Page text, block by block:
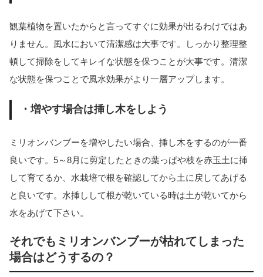
観葉植物を置いたからと言ってすぐに効果が出るわけではあ
りません。風水において清潔感は大事です。しっかり整理整
頓して掃除をしてキレイな状態を保つことが大事です。清潔
な状態を保つことで風水効果がより一層アップします。
・増やす場合は挿し木をしよう
ミリオンバンブーを増やしたい場合、挿し木をするのが一番
良いです。5～8月に剪定したときの葉っぱや枝を赤玉土に挿
して育てるか、水栽培で根を確認してから土に戻してあげる
と良いです。水挿しして根が乾いている時は土が乾いてから
水をあげて下さい。
それでもミリオンバンブーが枯れてしまった
場合はどうするの？